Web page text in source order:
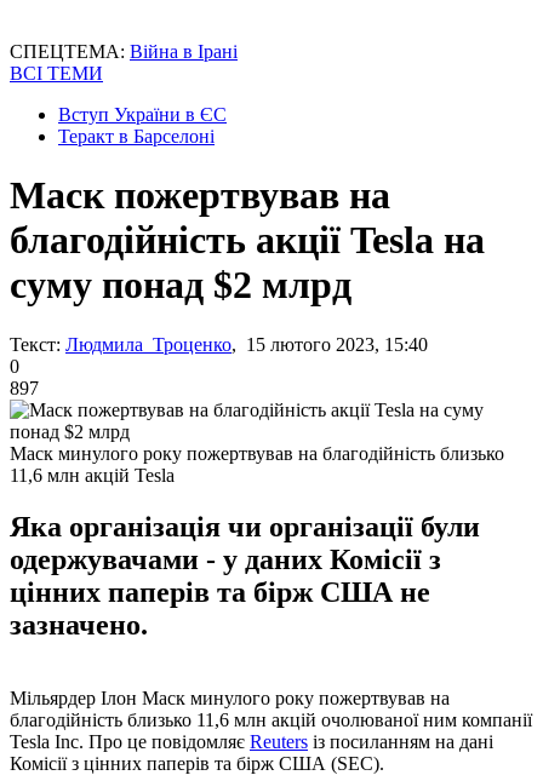
СПЕЦТЕМА: Війна в Ірані
ВСІ ТЕМИ
Вступ України в ЄС
Теракт в Барселоні
Маск пожертвував на
благодійність акції Tesla на
суму понад $2 млрд
Текст: Людмила Троценко, 15 лютого 2023, 15:40
0
897
Маск минулого року пожертвував на благодійність близько
11,6 млн акцій Tesla
Яка організація чи організації були
одержувачами - у даних Комісії з
цінних паперів та бірж США не
зазначено.
Мільярдер Ілон Маск минулого року пожертвував на
благодійність близько 11,6 млн акцій очолюваної ним компанії
Tesla Inc. Про це повідомляє Reuters із посиланням на дані
Комісії з цінних паперів та бірж США (SEC).